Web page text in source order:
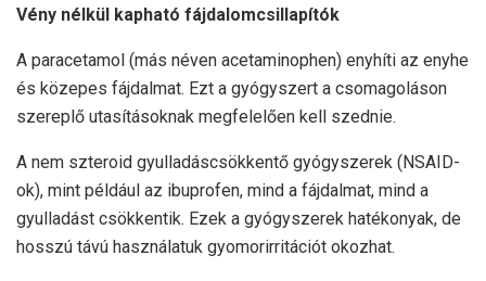
Vény nélkül kapható fájdalomcsillapítók
A paracetamol (más néven acetaminophen) enyhíti az enyhe
és közepes fájdalmat. Ezt a gyógyszert a csomagoláson
szereplő utasításoknak megfelelően kell szednie.
A nem szteroid gyulladáscsökkentő gyógyszerek (NSAID-
ok), mint például az ibuprofen, mind a fájdalmat, mind a
gyulladást csökkentik. Ezek a gyógyszerek hatékonyak, de
hosszú távú használatuk gyomorirritációt okozhat.